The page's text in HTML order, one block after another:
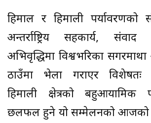
हिमाल र हिमाली पर्यावरणको
अन्तर्राष्ट्रिय सहकार्य,
अभिवृद्धिमा विश्वभरिका
ठाउँमा भेला गराएर विशेषतः
हिमाली क्षेत्रको बहुआयामिक
छलफल हुने यो सम्मेलनको आजको